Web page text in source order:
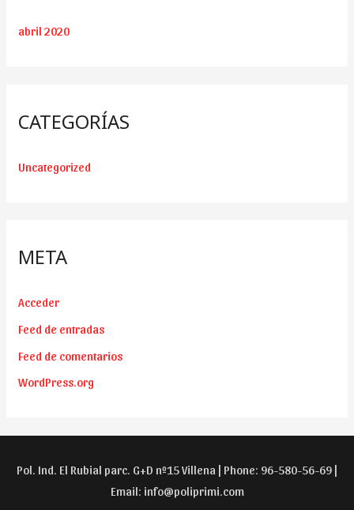
abril 2020
CATEGORÍAS
Uncategorized
META
Acceder
Feed de entradas
Feed de comentarios
WordPress.org
Pol. Ind. El Rubial parc. G+D nº15 Villena | Phone: 96-580-56-69 |
Email: info@poliprimi.com